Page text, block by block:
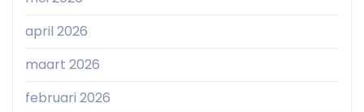
april 2026
maart 2026
februari 2026